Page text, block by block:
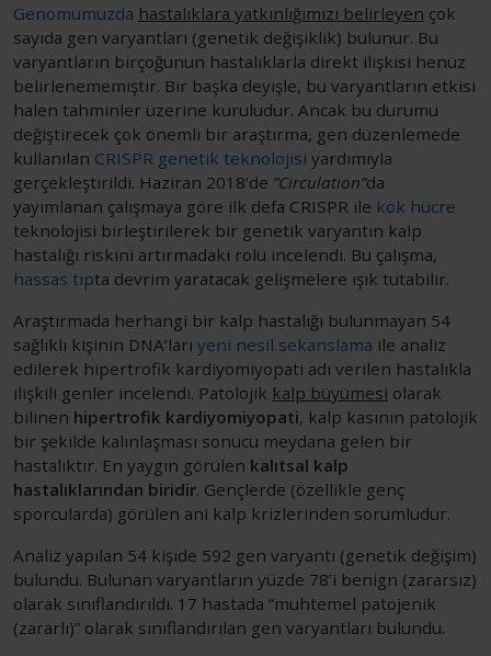
Genomumuzda hastalıklara yatkınlığımızı belirleyen çok
sayıda gen varyantları (genetik değişiklik) bulunur. Bu
varyantların birçoğunun hastalıklarla direkt ilişkisi henüz
belirlenememiştir. Bir başka deyişle, bu varyantların etkisi
halen tahminler üzerine kuruludur. Ancak bu durumu
değiştirecek çok önemli bir araştırma, gen düzenlemede
kullanılan CRISPR genetik teknolojisi yardımıyla
gerçekleştirildi. Haziran 2018’de ”Circulation”da
yayımlanan çalışmaya göre ilk defa CRISPR ile kök hücre
teknolojisi birleştirilerek bir genetik varyantın kalp
hastalığı riskini artırmadaki rolü incelendi. Bu çalışma,
hassas tıpta devrim yaratacak gelişmelere ışık tutabilir.
Araştırmada herhangi bir kalp hastalığı bulunmayan 54
sağlıklı kişinin DNA’ları yeni nesil sekanslama ile analiz
edilerek hipertrofik kardiyomiyopati adı verilen hastalıkla
ilişkili genler incelendi. Patolojik kalp büyümesi olarak
bilinen hipertrofik kardiyomiyopati, kalp kasının patolojik
bir şekilde kalınlaşması sonucu meydana gelen bir
hastalıktır. En yaygın görülen kalıtsal kalp
hastalıklarından biridir. Gençlerde (özellikle genç
sporcularda) görülen ani kalp krizlerinden sorumludur.
Analiz yapılan 54 kişide 592 gen varyantı (genetik değişim)
bulundu. Bulunan varyantların yüzde 78’i benign (zararsız)
olarak sınıflandırıldı. 17 hastada “muhtemel patojenik
(zararlı)” olarak sınıflandırılan gen varyantları bulundu.